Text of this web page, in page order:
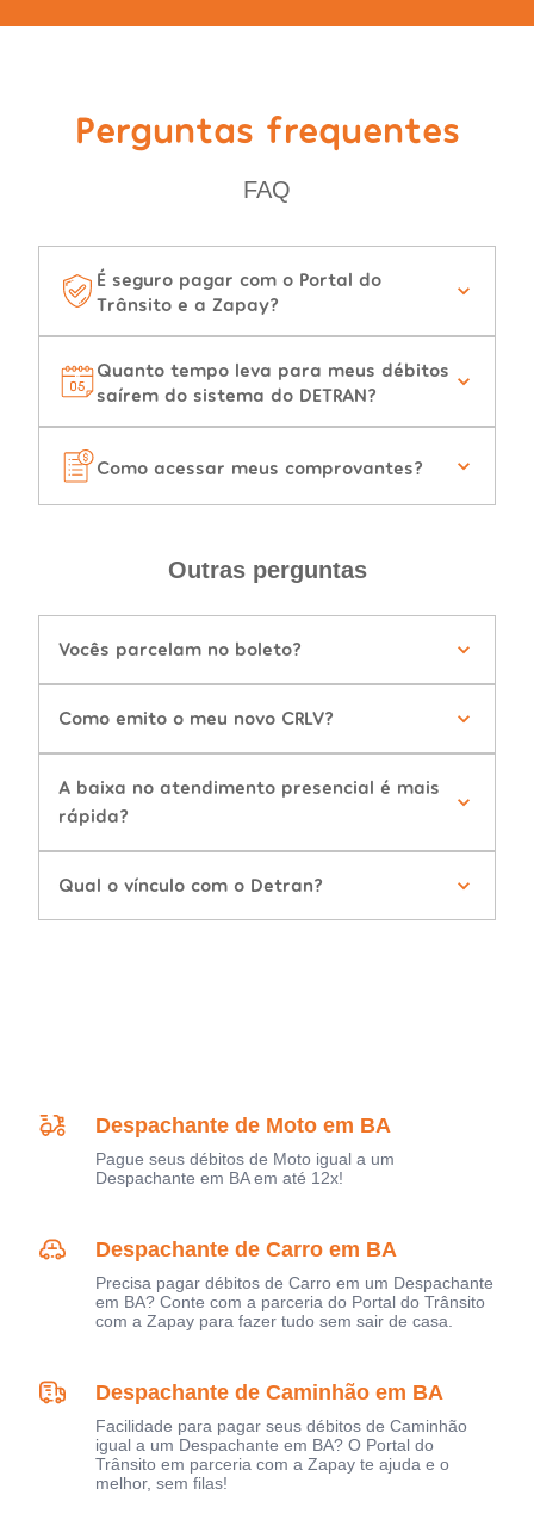
Perguntas frequentes
FAQ
É seguro pagar com o Portal do
Trânsito e a Zapay?
Quanto tempo leva para meus débitos
saírem do sistema do DETRAN?
Como acessar meus comprovantes?
Outras perguntas
Vocês parcelam no boleto?
Como emito o meu novo CRLV?
A baixa no atendimento presencial é mais
rápida?
Qual o vínculo com o Detran?
Despachante de Moto em BA
Pague seus débitos de Moto igual a um
Despachante em BA em até 12x!
Despachante de Carro em BA
Precisa pagar débitos de Carro em um Despachante
em BA? Conte com a parceria do Portal do Trânsito
com a Zapay para fazer tudo sem sair de casa.
Despachante de Caminhão em BA
Facilidade para pagar seus débitos de Caminhão
igual a um Despachante em BA? O Portal do
Trânsito em parceria com a Zapay te ajuda e o
melhor, sem filas!